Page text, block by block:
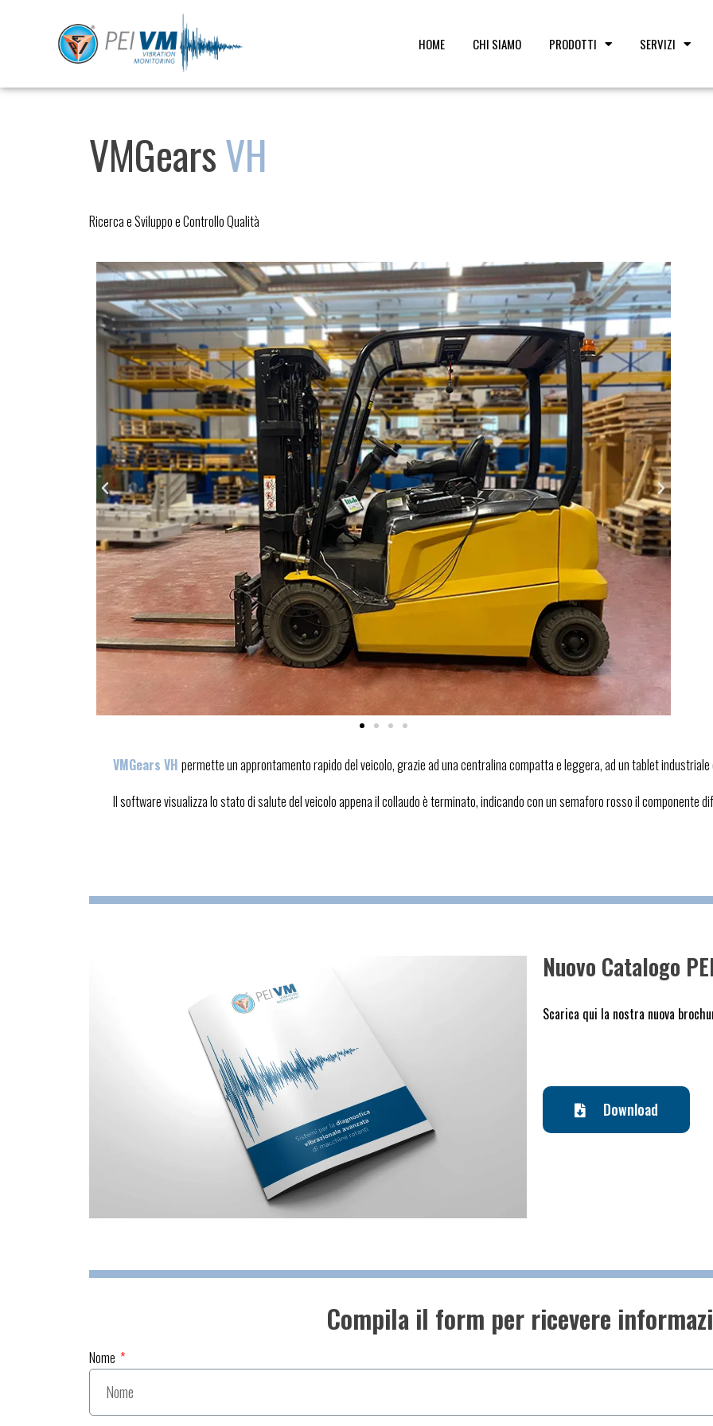
contenuto
HOME CHI SIAMO PRODOTTI SERVIZI
VMGearsVH
Ricerca e Sviluppo e Controllo Qualità
VMGears VH permette un approntamento rapido del veicolo, grazie ad una centralina compatta e leggera, ad un tablet
Il software visualizza lo stato di salute del veicolo appena il collaudo è terminato, indicando con un semaforo rosso il componente
Nuovo Catalogo
Scarica qui la nostra nuova
Download
Compila il form per ricevere
Nome